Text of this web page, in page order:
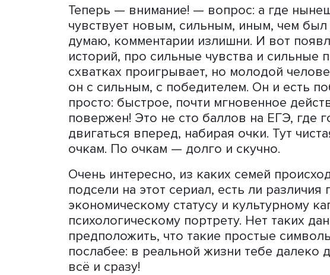
Молодому человеку необходимо
почувствовать себя живым,
ключевые слова — «себя», «я».
вылупляется, ему необходимо
раньше. В исследовании причин
подростки сравнивали
в их ответах был могуществен,
яркому, заметному результату, а
мгле.
Теперь — внимание! — вопрос: а
чувствует новым, сильным, иным,
думаю, комментарии излишни. И
историй, про сильные чувства и